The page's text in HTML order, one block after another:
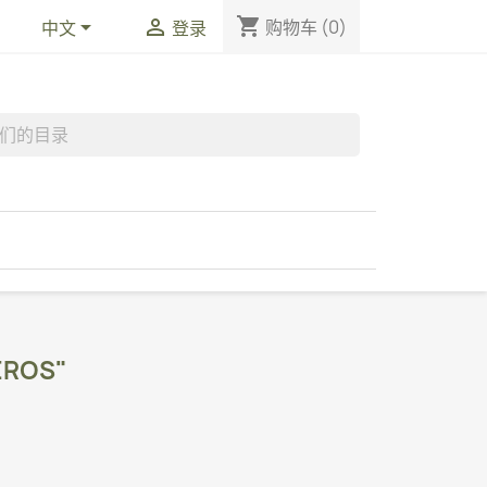
中文  登录 shopping_cart 购物车 (0)